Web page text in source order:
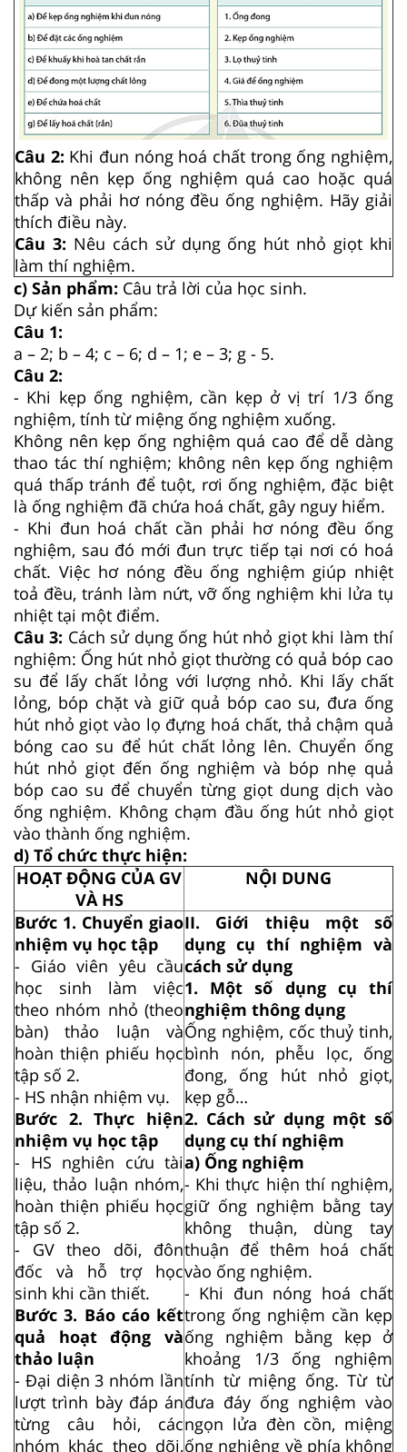
Câu 2: Khi đun nóng hoá chất trong ống nghiệm,
không nên kẹp ống nghiệm quá cao hoặc quá
thấp và phải hơ nóng đều ống nghiệm. Hãy giải
thích điều này.
Câu 3: Nêu cách sử dụng ống hút nhỏ giọt khi
làm thí nghiệm.
c) Sản phẩm: Câu trả lời của học sinh.
Dự kiến sản phẩm:
Câu 1:
a – 2; b – 4; c – 6; d – 1; e – 3; g - 5.
Câu 2:
- Khi kẹp ống nghiệm, cần kẹp ở vị trí 1/3 ống
nghiệm, tính từ miệng ống nghiệm xuống.
Không nên kẹp ống nghiệm quá cao để dễ dàng
thao tác thí nghiệm; không nên kẹp ống nghiệm
quá thấp tránh để tuột, rơi ống nghiệm, đặc biệt
là ống nghiệm đã chứa hoá chất, gây nguy hiểm.
- Khi đun hoá chất cần phải hơ nóng đều ống
nghiệm, sau đó mới đun trực tiếp tại nơi có hoá
chất. Việc hơ nóng đều ống nghiệm giúp nhiệt
toả đều, tránh làm nứt, vỡ ống nghiệm khi lửa tụ
nhiệt tại một điểm.
Câu 3: Cách sử dụng ống hút nhỏ giọt khi làm thí
nghiệm: Ống hút nhỏ giọt thường có quả bóp cao
su để lấy chất lỏng với lượng nhỏ. Khi lấy chất
lỏng, bóp chặt và giữ quả bóp cao su, đưa ống
hút nhỏ giọt vào lọ đựng hoá chất, thả chậm quả
bóng cao su để hút chất lỏng lên. Chuyển ống
hút nhỏ giọt đến ống nghiệm và bóp nhẹ quả
bóp cao su để chuyển từng giọt dung dịch vào
ống nghiệm. Không chạm đầu ống hút nhỏ giọt
vào thành ống nghiệm.
d) Tổ chức thực hiện:
HOẠT ĐỘNG CỦA GV
VÀ HS
NỘI DUNG
Bước 1. Chuyển giao
nhiệm vụ học tập
- Giáo viên yêu cầu
học sinh làm việc
theo nhóm nhỏ (theo
bàn) thảo luận và
hoàn thiện phiếu học
tập số 2.
- HS nhận nhiệm vụ.
Bước 2. Thực hiện
nhiệm vụ học tập
- HS nghiên cứu tài
liệu, thảo luận nhóm,
hoàn thiện phiếu học
tập số 2.
- GV theo dõi, đôn
đốc và hỗ trợ học
sinh khi cần thiết.
Bước 3. Báo cáo kết
quả hoạt động và
thảo luận
- Đại diện 3 nhóm lần
lượt trình bày đáp án
từng câu hỏi, các
nhóm khác theo dõi,
II. Giới thiệu một số
dụng cụ thí nghiệm và
cách sử dụng
1. Một số dụng cụ thí
nghiệm thông dụng
Ống nghiệm, cốc thuỷ tinh,
bình nón, phễu lọc, ống
đong, ống hút nhỏ giọt,
kẹp gỗ…
2. Cách sử dụng một số
dụng cụ thí nghiệm
a) Ống nghiệm
- Khi thực hiện thí nghiệm,
giữ ống nghiệm bằng tay
không thuận, dùng tay
thuận để thêm hoá chất
vào ống nghiệm.
- Khi đun nóng hoá chất
trong ống nghiệm cần kẹp
ống nghiệm bằng kẹp ở
khoảng 1/3 ống nghiệm
tính từ miệng ống. Từ từ
đưa đáy ống nghiệm vào
ngọn lửa đèn cồn, miệng
ống nghiêng về phía không